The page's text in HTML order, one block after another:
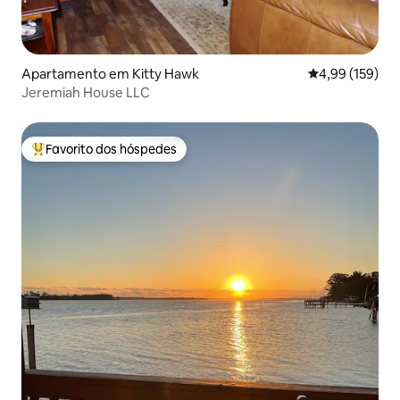
Apartamento em Kitty Hawk Classificação
4,99 (159)
Jeremiah House LLC
Favoritos dos hóspedes mais apreciados
Favorito dos hóspedes